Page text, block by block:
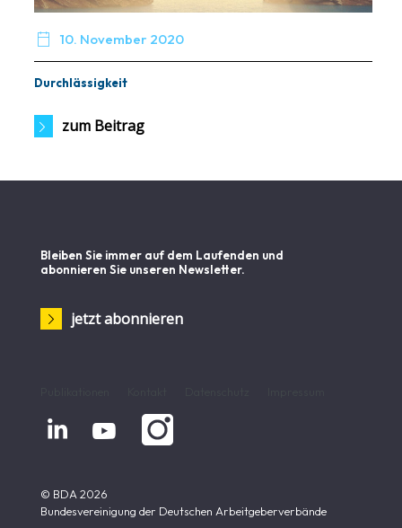
 10. November 2020
Durchlässigkeit
zum Beitrag
Bleiben Sie immer auf dem Laufenden und
abonnieren Sie unseren Newsletter.
jetzt abonnieren
 
© BDA 2026
Bundesvereinigung der Deutschen Arbeitgeberverbände